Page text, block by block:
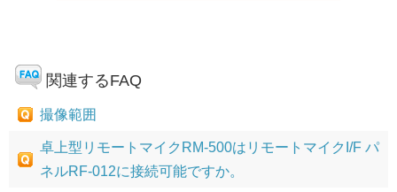
関連するFAQ
撮像範囲
卓上型リモートマイクRM-500はリモートマイクI/F パ
ネルRF-012に接続可能ですか。